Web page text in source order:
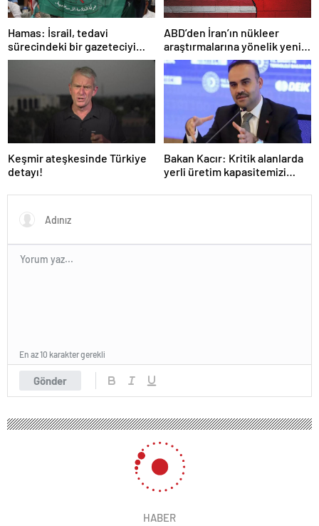
Hamas: İsrail, tedavi
sürecindeki bir gazeteciyi
öldürerek savaş suçu
ABD’den İran’ın nükleer
araştırmalarına yönelik yeni
yaptırımlar
Keşmir ateşkesinde Türkiye
detayı!
Bakan Kacır: Kritik alanlarda
yerli üretim kapasitemizi
Gönder
En az 10 karakter gerekli
HABER